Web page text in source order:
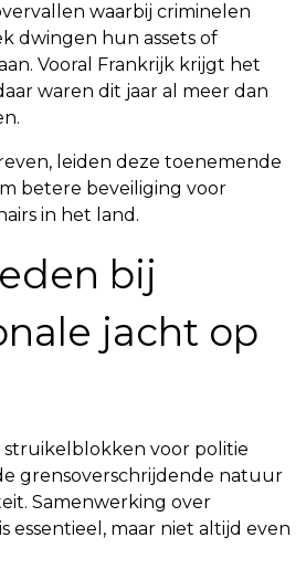
waarbij criminelen
dwingen hun assets of
Vooral Frankrijk krijgt het
waren dit jaar al meer dan
leiden deze toenemende
betere beveiliging voor
in het land.
bij
jacht op
struikelblokken voor politie
grensoverschrijdende natuur
Samenwerking over
essentieel, maar niet altijd even